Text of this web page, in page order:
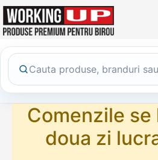
Comenzile se
doua zi